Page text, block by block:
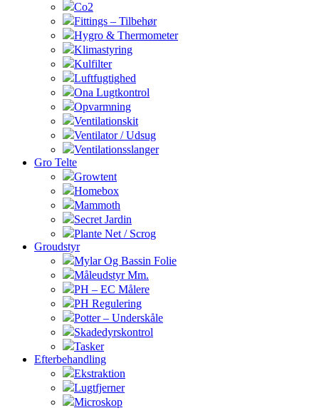
Co2
Fittings – Tilbehør
Hygro & Thermometer
Klimastyring
Kulfilter
Luftfugtighed
Ona Lugtkontrol
Opvarmning
Ventilationskit
Ventilator / Udsug
Ventilationsslanger
Gro Telte
Growtent
Homebox
Mammoth
Secret Jardin
Plante Net / Scrog
Groudstyr
Mylar Og Bassin Folie
Måleudstyr Mm.
PH – EC Målere
PH Regulering
Potter – Underskåle
Skadedyrskontrol
Tasker
Efterbehandling
Ekstraktion
Lugtfjerner
Microskop